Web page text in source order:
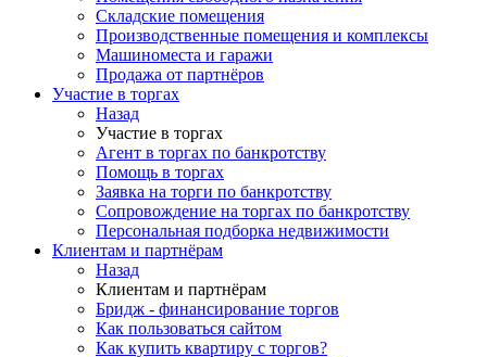
Складские помещения
Производственные помещения и комплексы
Машиноместа и гаражи
Продажа от партнёров
Участие в торгах
Назад
Участие в торгах
Агент в торгах по банкротству
Помощь в торгах
Заявка на торги по банкротству
Сопровождение на торгах по банкротству
Персональная подборка недвижимости
Клиентам и партнёрам
Назад
Клиентам и партнёрам
Бридж - финансирование торгов
Как пользоваться сайтом
Как купить квартиру с торгов?